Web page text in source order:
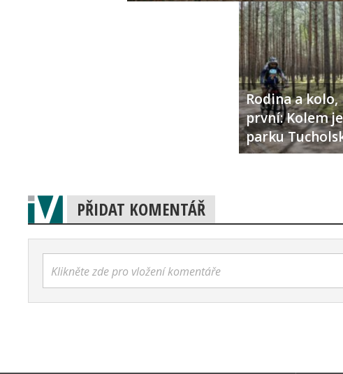
Rodina a kolo,
první: Kolem
parku
PŘIDAT KOMENTÁŘ
Klikněte zde pro vložení komentáře